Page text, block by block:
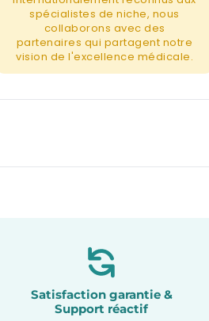
spécialistes de niche, nous
collaborons avec des
partenaires qui partagent notre
vision de l'excellence médicale.
Satisfaction garantie &
Support réactif